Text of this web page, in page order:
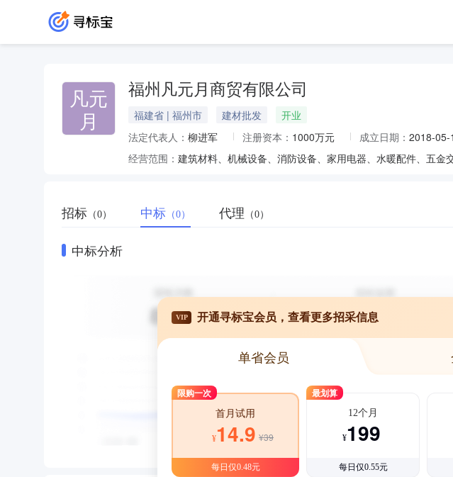
凡元
月
福州凡元月商贸有限公司
福建省 | 福州市 建材批发
开业
法定代表人： 柳进军 注册资本： 1000万元 成立日期： 2018-05-
经营范围：
招标 （0） 中标 （0） 代理 （0）
中标分析
VIP 开通寻标宝会员，查看更多招采信息
单省会员
限购一次
首月试用
¥14.9 ¥39
每日仅0.48元
最划算
12个月
¥199
每日仅0.55元